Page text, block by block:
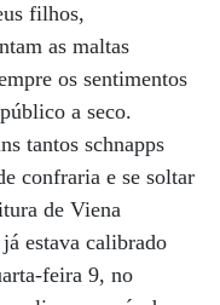
filhos,
as maltas
os sentimentos
a seco.
tantos schnapps
confraria e se soltar
de Viena
estava calibrado
feira 9, no